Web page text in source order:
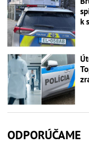
k
ODPORÚČAME